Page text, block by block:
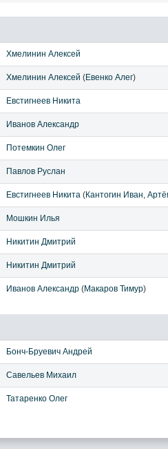
Хмелинин Алексей
Хмелинин Алексей (Евенко Алег)
Евстигнеев Никита
Иванов Александр
Потемкин Олег
Павлов Руслан
Евстигнеев Никита (Кантогин Иван,
Мошкин Илья
Никитин Дмитрий
Никитин Дмитрий
Иванов Александр (Макаров Тимур)
Бонч-Бруевич Андрей
Савельев Михаил
Татаренко Олег